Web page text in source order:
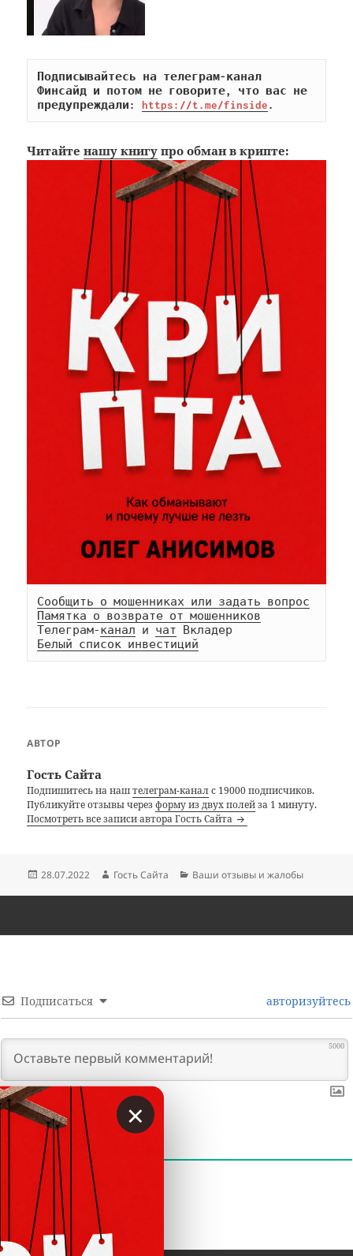
Подписывайтесь на телеграм-канал
Финсайд и потом не говорите, что вас не
предупреждали: https://t.me/finside.
Читайтенашу книгу про обман в крипте:
Сообщить о мошенниках или задать вопрос
Памятка о возврате от мошенников
Телеграм-канал и чат
Белый список инвестиций
АВТОР
Гость Сайта
Подпишитесь на наштелеграм-каналс 19000 подписчиков.
Публикуйте отзывы черезформу из двух полейза 1 минуту.
Посмотреть все записи автора Гость Сайта
Опубликовано
28.07.2022 Автор
Гость Сайта Рубрики
Ваши отзывы и жалобы
Подписаться авторизуйтесь
5000
КОММЕНТАРИИ
×